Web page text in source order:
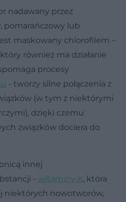
nadawany przez
pomarańczowy lub
maskowany chlorofilem –
również ma działanie
procesy
- tworzy silne połączenia z
(w tym z niektórymi
dzięki czemu
związków dociera do
innej
- witaminy K, która
niektórych nowotworów,